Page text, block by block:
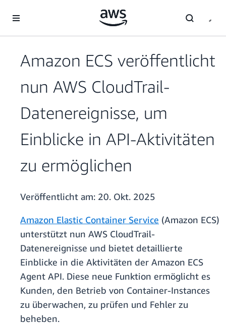
Überspringen zum Hauptinhalt
Amazon ECS veröffentlicht
nun AWS CloudTrail-
Datenereignisse, um
Einblicke in API-Aktivitäten
zu ermöglichen
Veröffentlicht am: 20. Okt. 2025
Amazon Elastic Container Service (Amazon ECS)
unterstützt nun AWS CloudTrail-
Datenereignisse und bietet detaillierte
Einblicke in die Aktivitäten der Amazon ECS
Agent API. Diese neue Funktion ermöglicht es
Kunden, den Betrieb von Container-Instances
zu überwachen, zu prüfen und Fehler zu
beheben.